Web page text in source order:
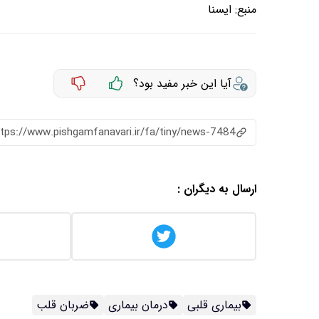
منبع: ايسنا
آیا این خبر مفید بود؟
www.pishgamfanavari.ir/fa/tiny/news-7484
ارسال به دیگران :
بیماری قلبی درمان بیماری ضربان قلب